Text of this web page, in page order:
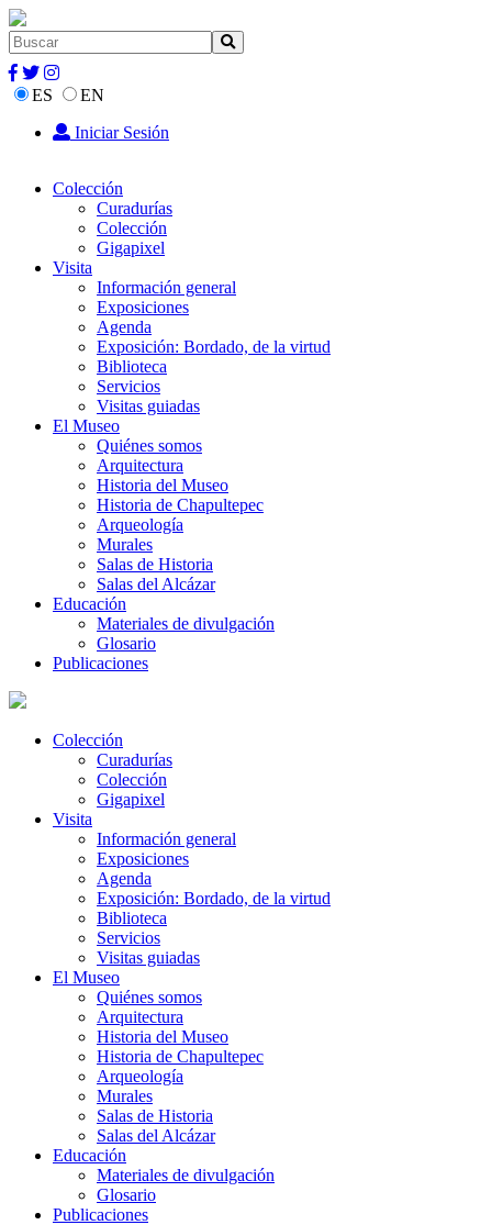
ES
EN
Iniciar Sesión
Colección
Curadurías
Colección
Gigapixel
Visita
Información general
Exposiciones
Agenda
Exposición: Bordado, de la virtud
Biblioteca
Servicios
Visitas guiadas
El Museo
Quiénes somos
Arquitectura
Historia del Museo
Historia de Chapultepec
Arqueología
Murales
Salas de Historia
Salas del Alcázar
Educación
Materiales de divulgación
Glosario
Publicaciones
Colección
Curadurías
Colección
Gigapixel
Visita
Información general
Exposiciones
Agenda
Exposición: Bordado, de la virtud
Biblioteca
Servicios
Visitas guiadas
El Museo
Quiénes somos
Arquitectura
Historia del Museo
Historia de Chapultepec
Arqueología
Murales
Salas de Historia
Salas del Alcázar
Educación
Materiales de divulgación
Glosario
Publicaciones